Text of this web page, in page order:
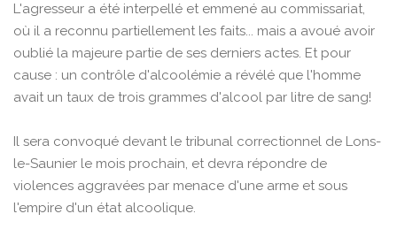
L'agresseur a été interpellé et emmené au commissariat,
où il a reconnu partiellement les faits... mais a avoué avoir
oublié la majeure partie de ses derniers actes. Et pour
cause : un contrôle d'alcoolémie a révélé que l'homme
avait un taux de trois grammes d'alcool par litre de sang!
Il sera convoqué devant le tribunal correctionnel de Lons-
le-Saunier le mois prochain, et devra répondre de
violences aggravées par menace d'une arme et sous
l'empire d'un état alcoolique.